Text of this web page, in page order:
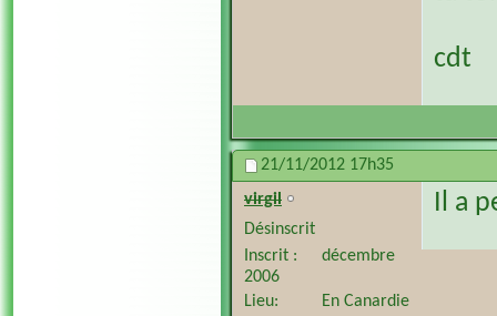
cdt
21/11/2012 17h35
virgil
Désinscrit
Inscrit
décembre
2006
Lieu
En Canardie
Il a